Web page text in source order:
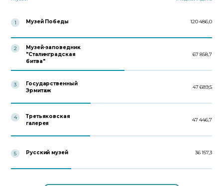
1 Музей Победы 120 486,0
2
Музей-заповедник
"Сталинградская
битва"
67 858,7
3
Государственный
Эрмитаж
47 689,5
4
Третьяковская
галерея
47 446,7
5 Русский музей 36 157,3